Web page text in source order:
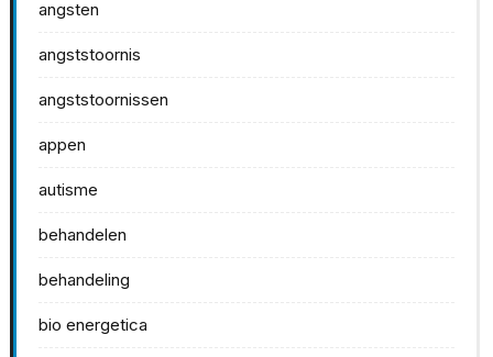
angsten
angststoornis
angststoornissen
appen
autisme
behandelen
behandeling
bio energetica